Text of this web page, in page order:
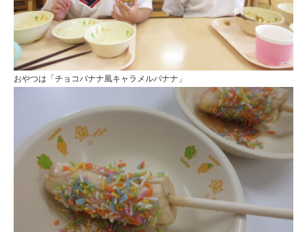
おやつは「チョコバナナ風キャラメルバナナ」